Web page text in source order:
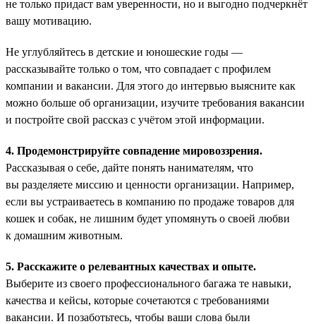
не только придаст вам уверенности, но и выгодно подчеркнёт
вашу мотивацию.
Не углубляйтесь в детские и юношеские годы —
рассказывайте только о том, что совпадает с профилем
компании и вакансии. Для этого до интервью выясните как
можно больше об организации, изучите требования вакансии
и постройте свой рассказ с учётом этой информации.
4. Продемонстрируйте совпадение мировоззрения.
Рассказывая о себе, дайте понять нанимателям, что
вы разделяете миссию и ценности организации. Например,
если вы устраиваетесь в компанию по продаже товаров для
кошек и собак, не лишним будет упомянуть о своей любви
к домашним животным.
5. Расскажите о релевантных качествах и опыте.
Выберите из своего профессионального багажа те навыки,
качества и кейсы, которые сочетаются с требованиями
вакансии. И позаботьтесь, чтобы ваши слова были